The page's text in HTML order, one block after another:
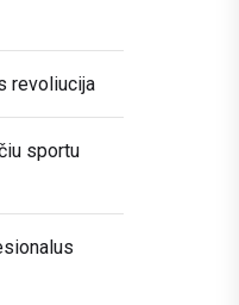
revoliucija
sportu